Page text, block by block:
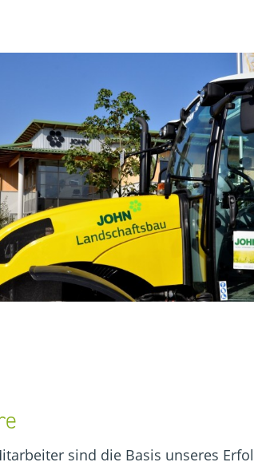
sind die Basis unseres